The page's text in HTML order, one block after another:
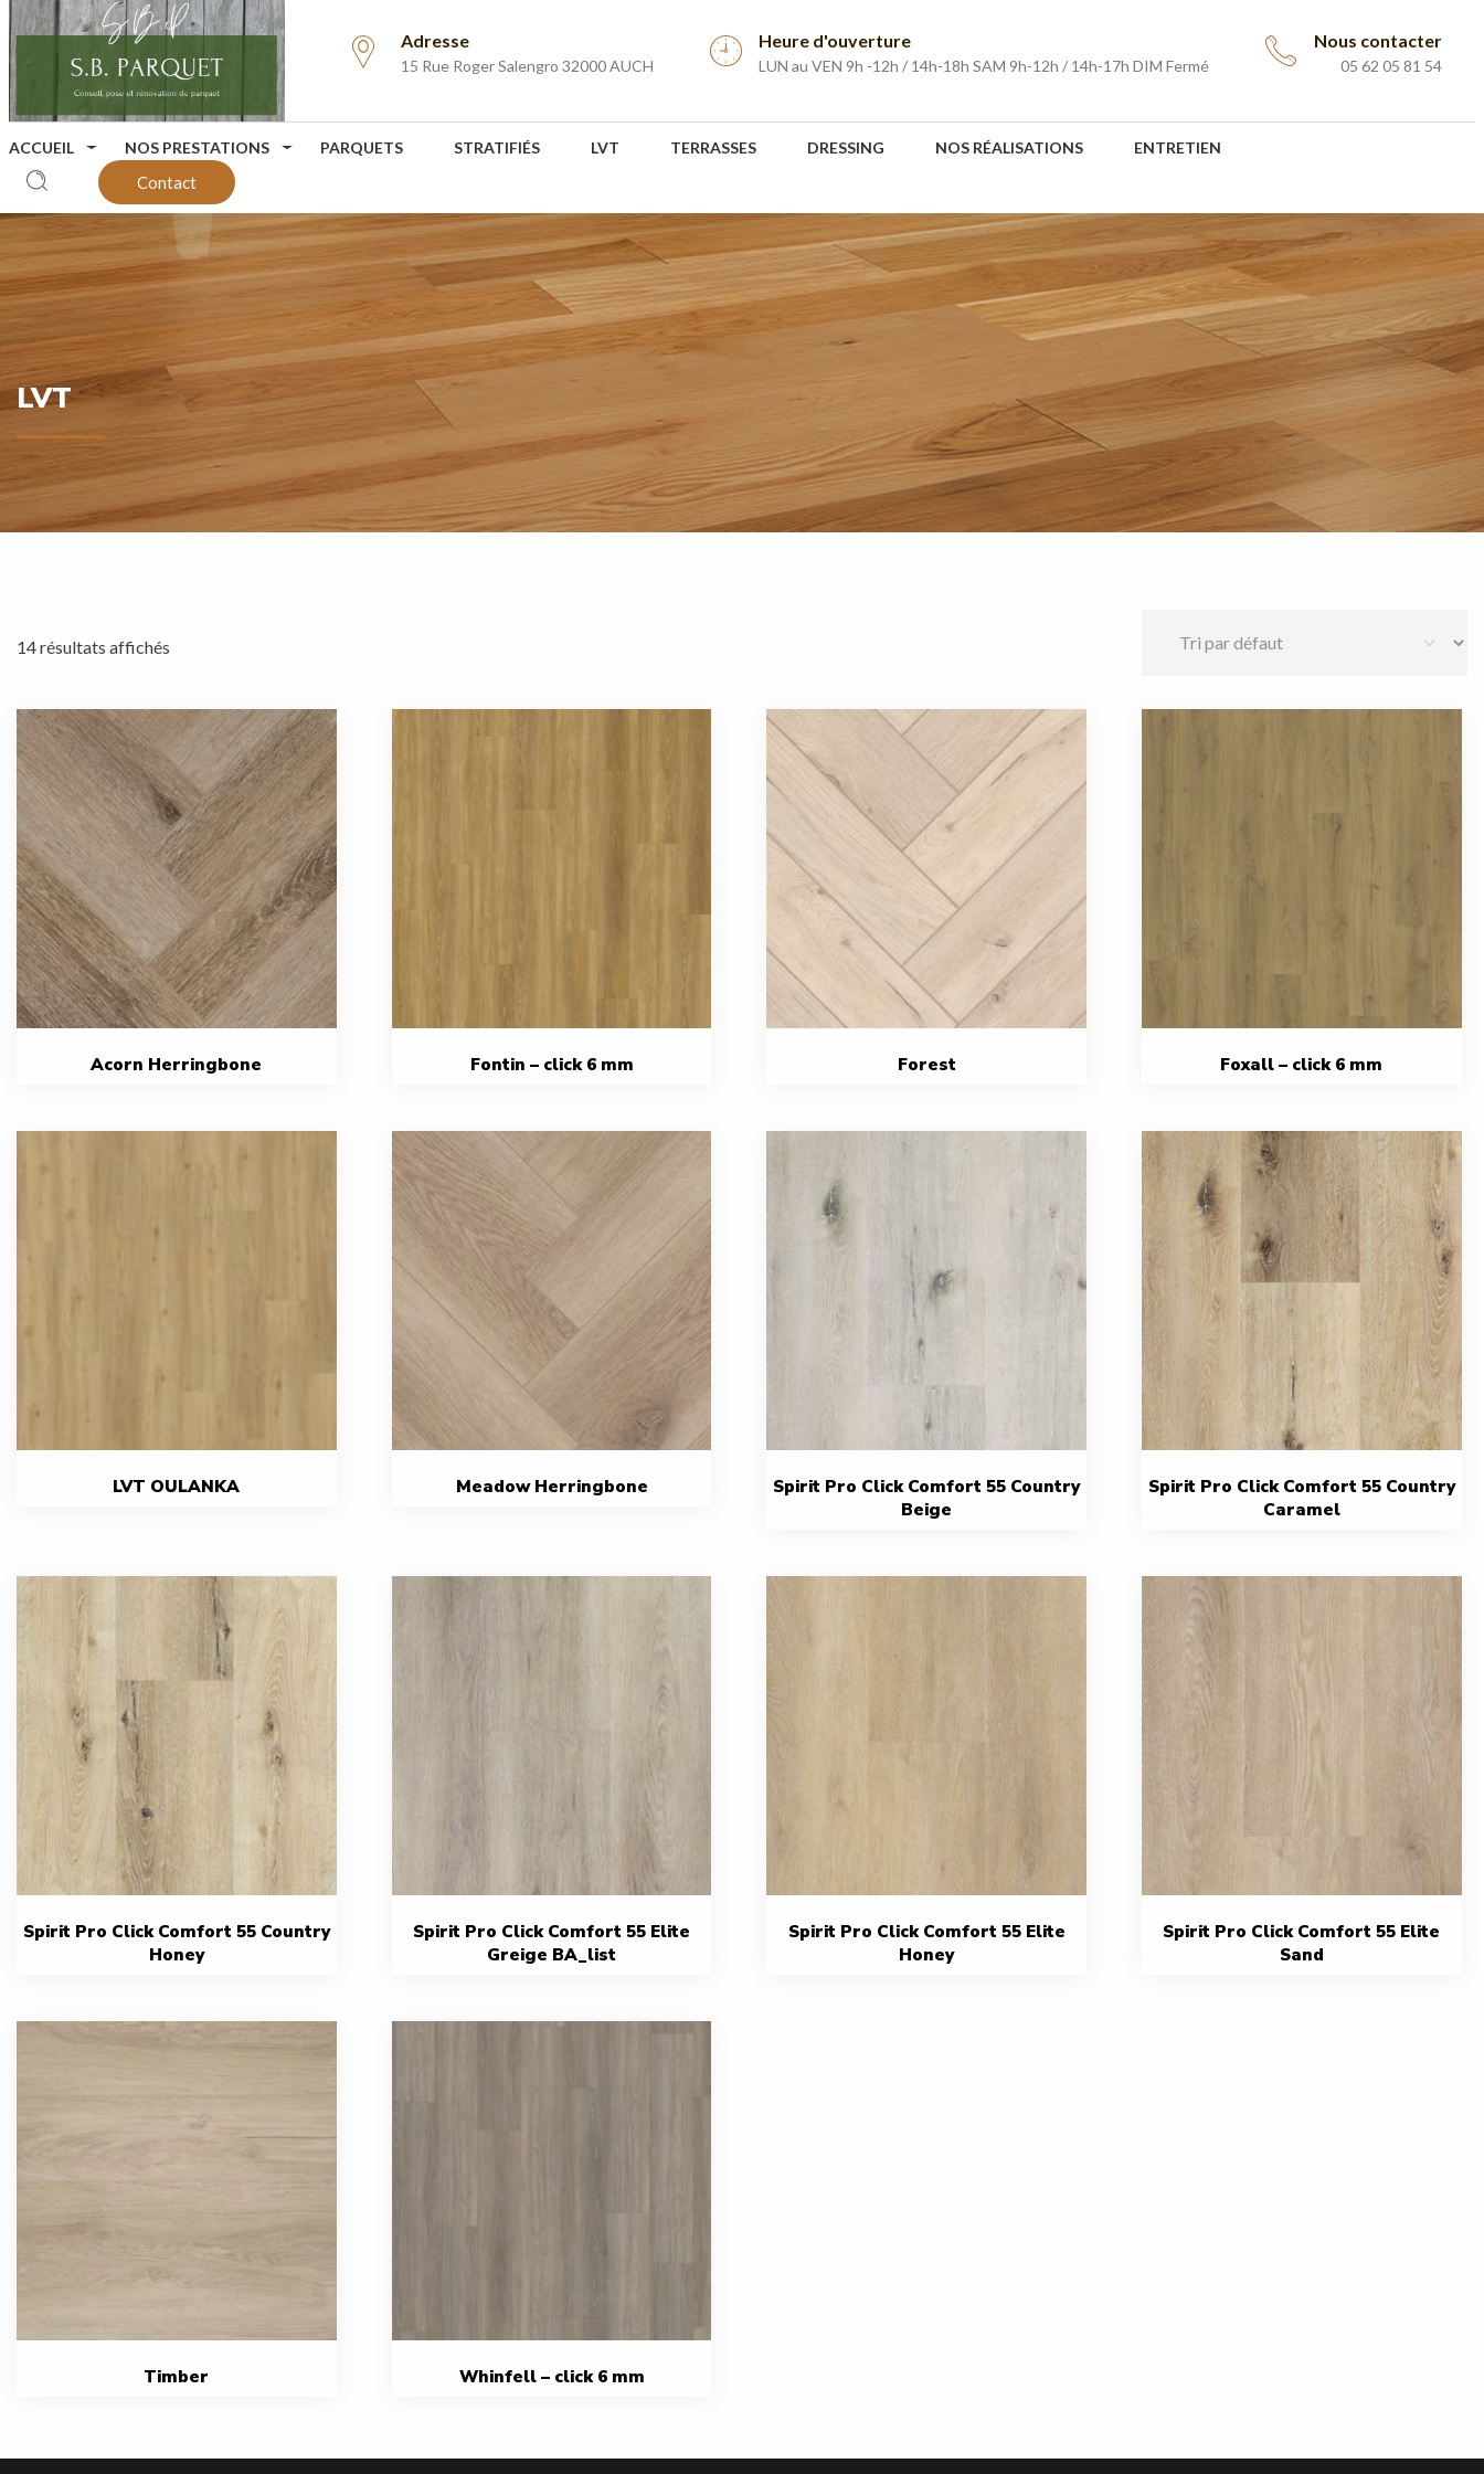
Adresse
15 Rue Roger Salengro 32000 AUCH
Heure d'ouverture
LUN au VEN 9h -12h / 14h-18h SAM 9h-12h / 14h-17h DIM Fermé
Nous contacter
05 62 05 81 54
ACCUEIL NOS PRESTATIONS PARQUETS STRATIFIÉS LVT TERRASSES DRESSING NOS RÉALISATIONS ENTRETIEN
Contact
LVT
14 résultats affichés
Acorn Herringbone Fontin – click 6 mm Forest Foxall – click 6 mm
LVT OULANKA Meadow Herringbone
Spirit Pro Click Comfort 55 Country
Beige
Spirit Pro Click Comfort 55 Country
Caramel
Spirit Pro Click Comfort 55 Country
Honey
Spirit Pro Click Comfort 55 Elite
Greige BA_list
Spirit Pro Click Comfort 55 Elite
Honey
Spirit Pro Click Comfort 55 Elite
Sand
Timber Whinfell – click 6 mm